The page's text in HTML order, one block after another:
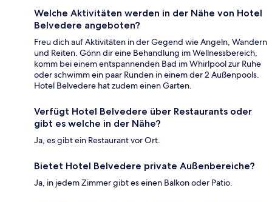
Welche Aktivitäten werden in der Nähe von Hotel
Belvedere angeboten?
Freu dich auf Aktivitäten in der Gegend wie Angeln, Wandern
und Reiten. Gönn dir eine Behandlung im Wellnessbereich,
komm bei einem entspannenden Bad im Whirlpool zur Ruhe
oder schwimm ein paar Runden in einem der 2 Außenpools.
Hotel Belvedere hat zudem einen Garten.
Verfügt Hotel Belvedere über Restaurants oder
gibt es welche in der Nähe?
Ja, es gibt ein Restaurant vor Ort.
Bietet Hotel Belvedere private Außenbereiche?
Ja, in jedem Zimmer gibt es einen Balkon oder Patio.